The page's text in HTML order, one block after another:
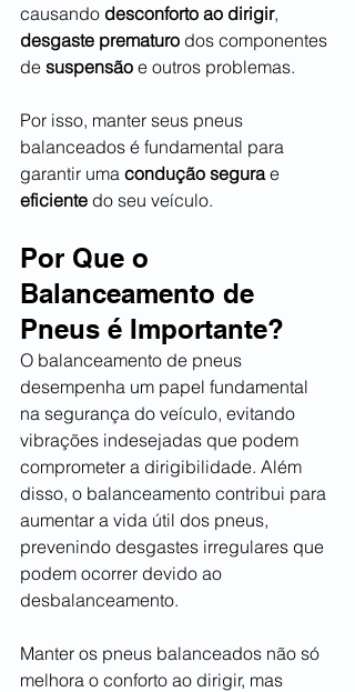
causando desconforto ao dirigir,
desgaste prematuro dos componentes
de suspensão e outros problemas.
Por isso, manter seus pneus
balanceados é fundamental para
garantir uma condução segura e
eficiente do seu veículo.
Por Que o
Balanceamento de
Pneus é Importante?
O balanceamento de pneus
desempenha um papel fundamental
na segurança do veículo, evitando
vibrações indesejadas que podem
comprometer a dirigibilidade. Além
disso, o balanceamento contribui para
aumentar a vida útil dos pneus,
prevenindo desgastes irregulares que
podem ocorrer devido ao
desbalanceamento.
Manter os pneus balanceados não só
melhora o conforto ao dirigir, mas